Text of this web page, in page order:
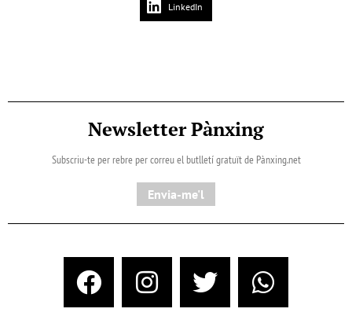
LinkedIn
Newsletter Pànxing
Subscriu-te per rebre per correu el butlletí gratuït de Pànxing.net​
Envia-me'l